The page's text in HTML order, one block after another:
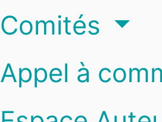
Comités
Appel à